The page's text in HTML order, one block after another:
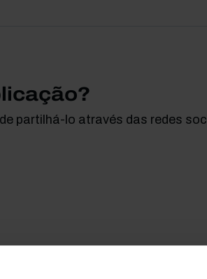
partilhá-lo através das redes